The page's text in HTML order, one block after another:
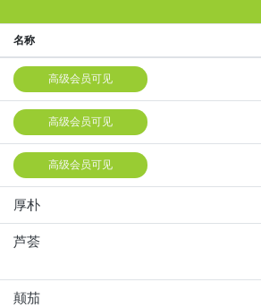
名称
高级会员可见
高级会员可见
高级会员可见
厚朴
芦荟
颠茄